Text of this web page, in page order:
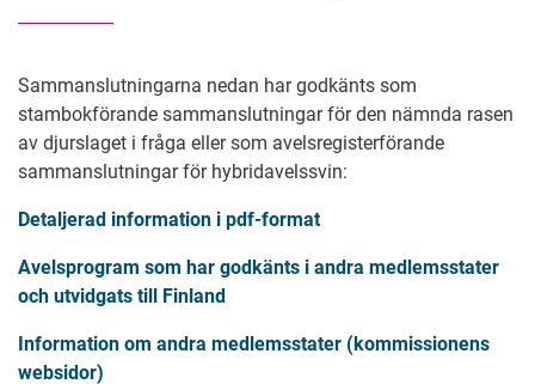
Sammanslutningarna nedan har godkänts som
stambokförande sammanslutningar för den nämnda rasen
av djurslaget i fråga eller som avelsregisterförande
sammanslutningar för hybridavelssvin:
Detaljerad information i pdf-format
Avelsprogram som har godkänts i andra medlemsstater
och utvidgats till Finland
Information om andra medlemsstater (kommissionens
websidor)